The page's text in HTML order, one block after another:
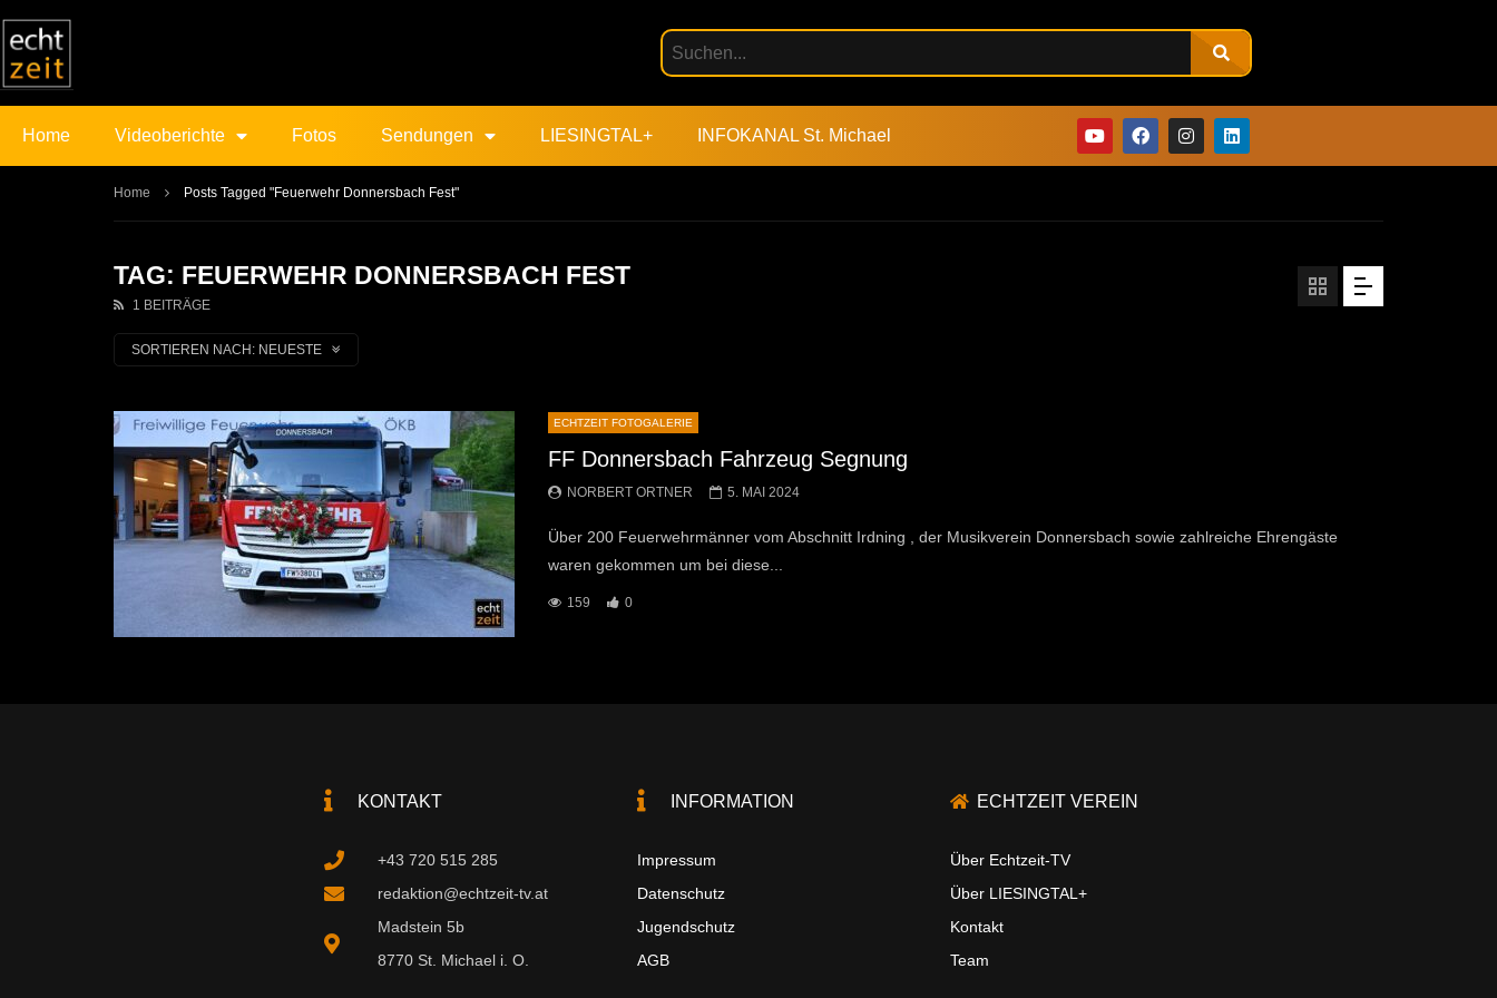
Home Videoberichte Fotos Sendungen LIESINGTAL+ INFOKANAL St. Michael
Home Posts Tagged "Feuerwehr Donnersbach Fest"
TAG: FEUERWEHR DONNERSBACH FEST
1 BEITRÄGE
SORTIEREN NACH: NEUESTE
ECHTZEIT FOTOGALERIE
FF Donnersbach Fahrzeug Segnung
NORBERT ORTNER 5. MAI 2024
Über 200 Feuerwehrmänner vom Abschnitt Irdning , der Musikverein Donnersbach sowie zahlreiche Ehrengäste
waren gekommen um bei diese...
159 0
KONTAKT
+43 720 515 285
redaktion@echtzeit-tv.at
Madstein 5b
8770 St. Michael i. O.
INFORMATION
Impressum
Datenschutz
Jugendschutz
AGB
ECHTZEIT VEREIN
Über Echtzeit-TV
Über LIESINGTAL+
Kontakt
Team